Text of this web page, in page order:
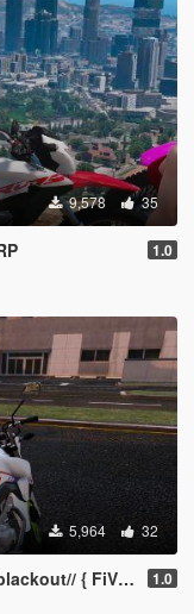
9,578 35
1.0
5,964 32
{ FiVEM } 1.0